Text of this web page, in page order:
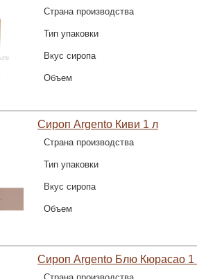
Страна производства
Тип упаковки
Вкус сиропа
Объем
Сироп Argento Киви 1 л
Страна производства
Тип упаковки
Вкус сиропа
Объем
Сироп Argento Блю Кюрасао 1